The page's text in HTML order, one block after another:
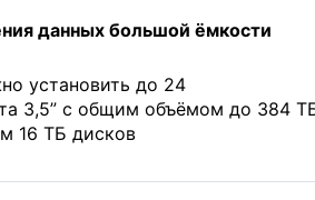
данных большой ёмкости
установить до 24
3,5” c общим объёмом до 384
16 ТБ дисков